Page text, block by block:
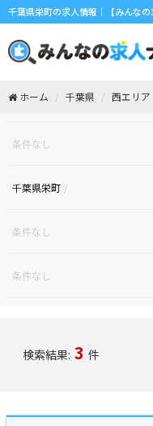
千葉県栄町の求人情報｜【みんな
ホーム 千葉県 西エリア
条件なし
千葉県栄町
条件なし
条件なし
検索結果: 3 件